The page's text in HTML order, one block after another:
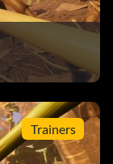
Trainers